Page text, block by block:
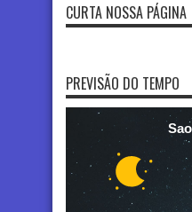
CURTA NOSSA PÁGINA
PREVISÃO DO TEMPO